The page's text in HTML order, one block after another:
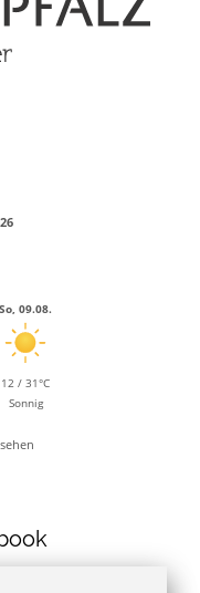
So, 09.08.
12 / 31°C
Sonnig